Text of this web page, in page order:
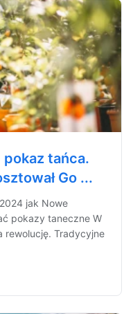
pokaz tańca.
Go ...
jak Nowe
pokazy taneczne W
rewolucję. Tradycyjne